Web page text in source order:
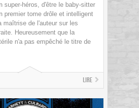
super-héros, d'être le baby-sitter
premier tome drôle et intelligent
maîtrise de l'auteur sur les
Heureusement que la
n'a pas empêché le titre de
Lire